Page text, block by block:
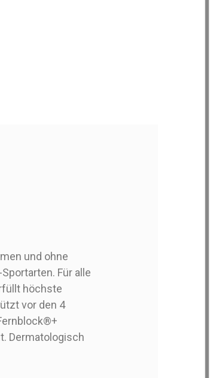
und ohne
Für alle
höchste
vor den 4
Dermatologisch